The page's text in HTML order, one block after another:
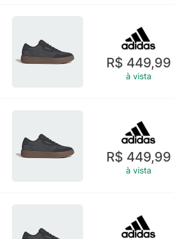
R$ 449,99
à vista
R$ 449,99
à vista